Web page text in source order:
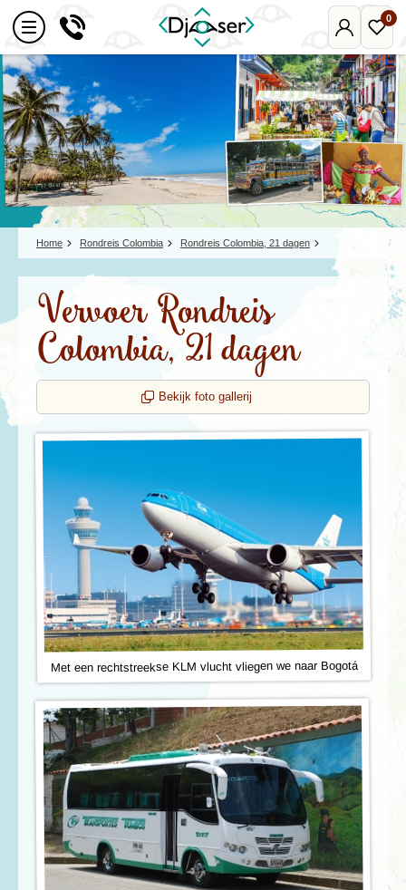
Mijn
Djoser
0
Home Rondreis Colombia Rondreis Colombia, 21 dagen
Vervoer Rondreis
Colombia, 21 dagen
Bekijk foto gallerij
Met een rechtstreekse KLM vlucht vliegen we naar Bogotá